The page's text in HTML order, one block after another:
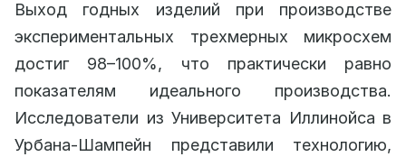
Выход годных изделий при производстве
экспериментальных трехмерных микросхем
достиг 98–100%, что практически равно
показателям идеального производства.
Исследователи из Университета Иллинойса в
Урбана-Шампейн представили технологию,